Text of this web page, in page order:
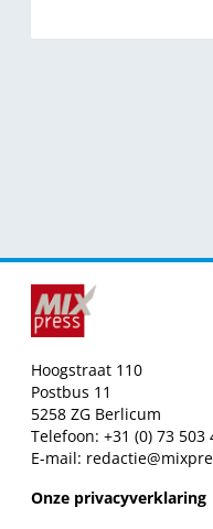
Hoogstraat 110
Postbus 11
5258 ZG Berlicum
Telefoon: +31 (0) 73 503
E-mail:
Onze privacyverklaring